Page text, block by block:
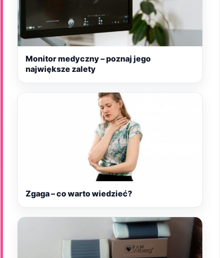
Monitor medyczny – poznaj jego
największe zalety
Zgaga – co warto wiedzieć?